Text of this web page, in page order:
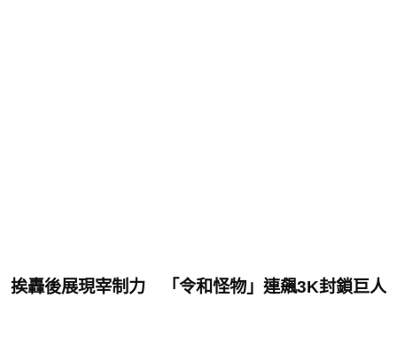
挨轟後展現宰制力 「令和怪物」連飆3K封鎖巨人